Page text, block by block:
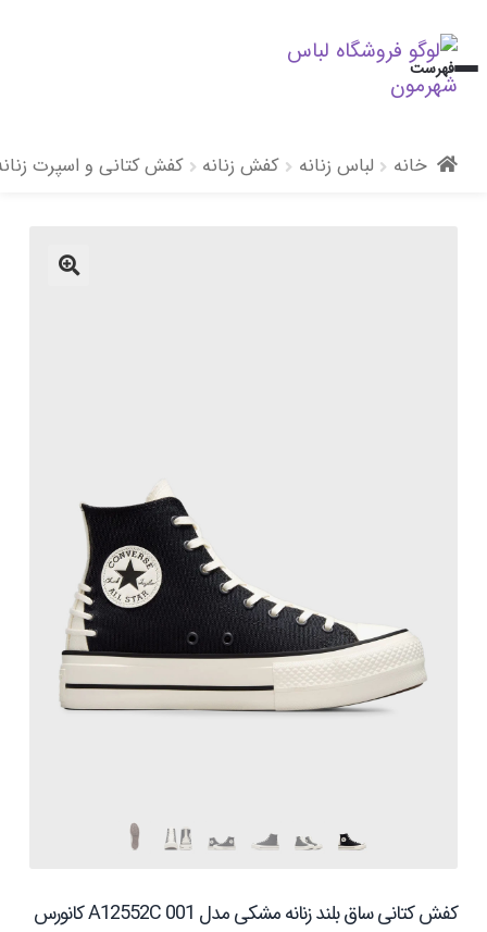
پرش
به
پرش
به
فهرست
خانه لباس زنانه کفش زنانه کفش کتانی و اسپرت
کفش کتانی ساق بلند زنانه مشکی مدل A12552C 001 کانورس